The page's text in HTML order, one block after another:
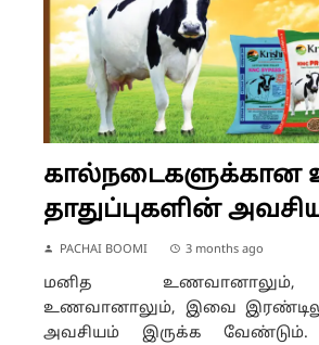
தாதுப்புகளின்
PACHAI BOOMI 3 months ago
மனித
உணவானாலும், இவை
அவசியம் இருக்க